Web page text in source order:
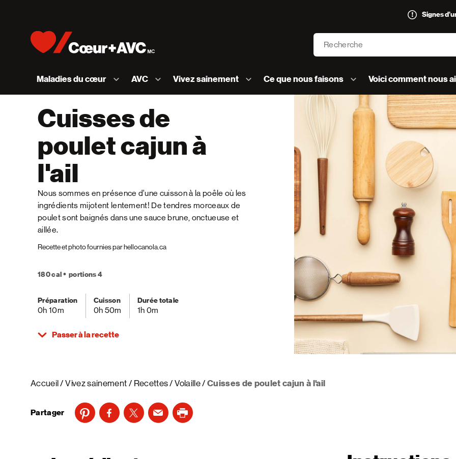
Signes
Recherche
Maladies du cœur AVC Vivez sainement Ce que nous faisons Voici comment nous
Cuisses de
poulet cajun à
l'ail
Nous sommes en présence d’une cuisson à la poêle où les
ingrédients mijotent lentement! De tendres morceaux de
poulet sont baignés dans une sauce brune, onctueuse et
aillée.
Recette et photo fournies par hellocanola.ca
180 cal portions 4
Préparation
0h 10m
Cuisson
0h 50m
Durée totale
1h 0m
Passer à la recette
Accueil Vivez sainement Recettes Volaille Cuisses de poulet cajun à l'ail
Partager